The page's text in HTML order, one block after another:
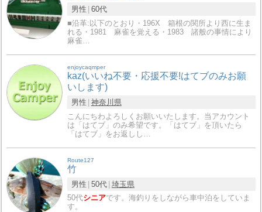
男性 60代
■沿革:以下のとおり・196X 箱根の関所より西に生ま
れる・1981 麻雀を覚える・1983 諸般の事情により
麻雀…
enjoycaqmper
kaz(いいね不要・応援不要!はてブのみお願
いします)
男性 神奈川県
こんにちわよろしくお願いいたします。当アカウント
は「はてブ」のみ希望です。「はてブ」を頂いたら
「はてブ」をお返しし…
Route127
竹
男性 50代 埼玉県
50代シニアです。海釣りをしながら車中泊をしていま
す。